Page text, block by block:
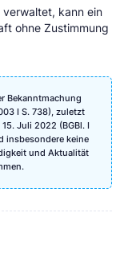
kann ein
ohne Zustimmung
Bekanntmachung
I S. 738), zuletzt
Juli 2022 (BGBl. I
insbesondere keine
und Aktualität